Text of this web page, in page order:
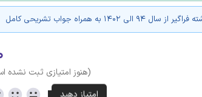
به همراه جواب تشریحی کامل
(هنوز امتیازی ثبت نشده